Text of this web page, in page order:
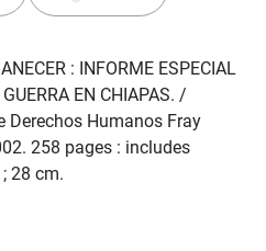
: INFORME ESPECIAL
EN CHIAPAS. /
Derechos Humanos Fray
258 pages : includes
28 cm.